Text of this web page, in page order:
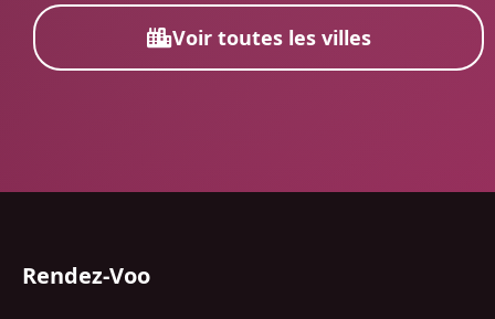
Voir toutes les villes
Rendez-Voo